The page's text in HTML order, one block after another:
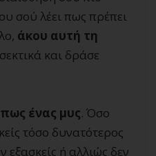
σού λέει πως πρέπει
άκου αυτή τη
και δράσε
ένας μυς. Όσο
τόσο δυνατότερος
εξασκείς ή αλλιώς δεν